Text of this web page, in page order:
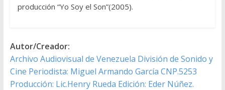
producción “Yo Soy el Son”(2005).
Autor/Creador:
Archivo Audiovisual de Venezuela División de Sonido y
Cine Periodista: Miguel Armando García CNP.5253
Producción: Lic.Henry Rueda Edición: Eder Núñez.